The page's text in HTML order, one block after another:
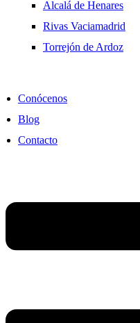
Alcalá de Henares
Rivas Vaciamadrid
Torrejón de Ardoz
Conócenos
Blog
Contacto